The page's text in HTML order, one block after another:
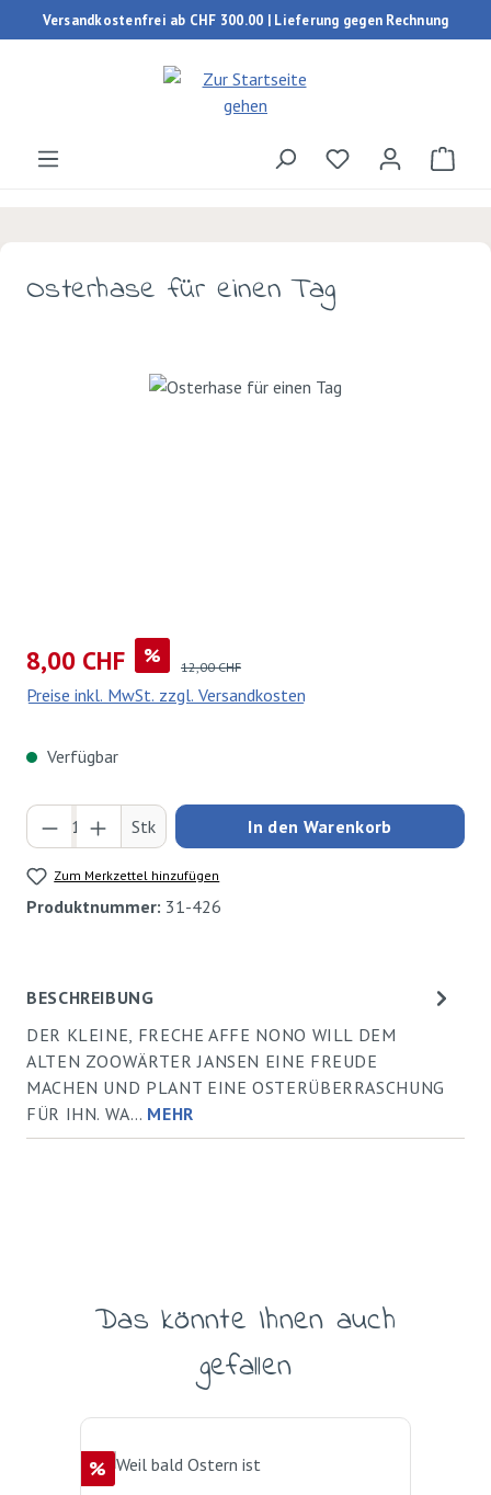
Zum Hauptinhalt springen
Versandkostenfrei ab CHF 300.00 | Lieferung gegen Rechnung
Du hast 0
Osterhase für einen Tag
Bildergalerie überspringen
Verkaufspreis:
8,00 CHF % Regulärer Preis:
12,00 CHF
Preise inkl. MwSt. zzgl. Versandkosten
Verfügbar
Produkt Anzahl: Gib den gewünschten Wert
Stk In den Warenkorb
Zum Merkzettel hinzufügen
Produktnummer: 31-426
BESCHREIBUNG
DER KLEINE, FRECHE AFFE NONO WILL DEM
ALTEN ZOOWÄRTER JANSEN EINE FREUDE
MACHEN UND PLANT EINE OSTERÜBERRASCHUNG
FÜR IHN. WA… MEHR
Produktgalerie überspringen
Das könnte Ihnen auch
gefallen
Rabatt
%